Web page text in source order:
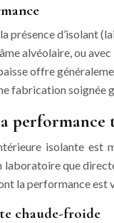
présence d’isolant
alvéolaire, ou
offre
fabrication soignée
performance
isolante
laboratoire que
la performance est
chaude-froide